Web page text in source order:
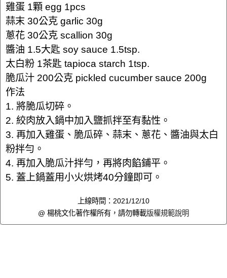
雞蛋 1顆 egg 1pcs
蒜末 30公克 garlic 30g
蔥花 30公克 scallion 30g
醬油 1.5大匙 soy sauce 1.5tsp.
太白粉 1茶匙 tapioca starch 1tsp.
脆瓜汁 200公克 pickled cucumber sauce 200g
作法
1. 將脆瓜切碎。
2. 絞肉放入鍋中加入鹽抓拌至有黏性。
3. 再加入雞蛋、脆瓜碎、蒜末、蔥花、醬油與太白
粉拌勻。
4. 再加入脆瓜汁拌勻，再將肉餡鋪平。
5. 蓋上鍋蓋用小火烘烤40分鐘即可。
上線時間：2021/12/10
@ 楊桃文化著作權所有，請勿轉載版權規範說明